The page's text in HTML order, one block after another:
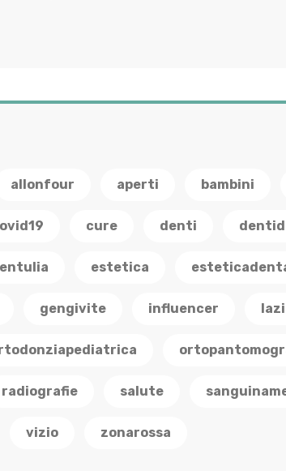
allonfour aperti bambini
cure denti
estetica
gengivite influencer
radiografie salute
vizio zonarossa